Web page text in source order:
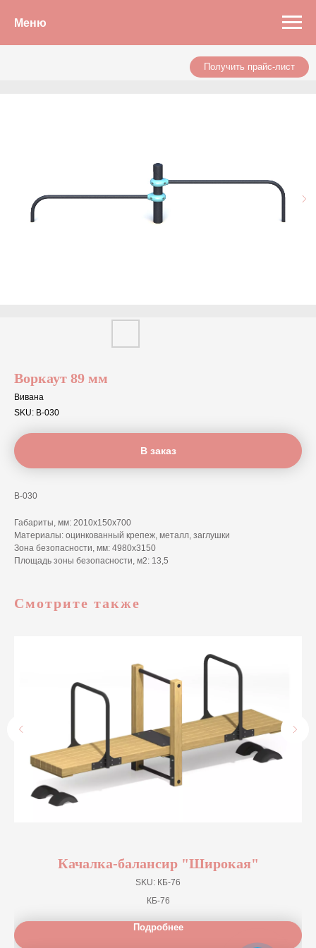
Меню
Получить прайс-лист
Воркаут 89 мм
Вивана
SKU: В-030
В заказ
В-030
Габариты, мм: 2010х150x700
Материалы: оцинкованный крепеж, металл, заглушки
Зона безопасности, мм: 4980x3150
Площадь зоны безопасности, м2: 13,5
Смотрите также
Качалка-балансир "Широкая"
SKU: КБ-76
КБ-76
Подробнее